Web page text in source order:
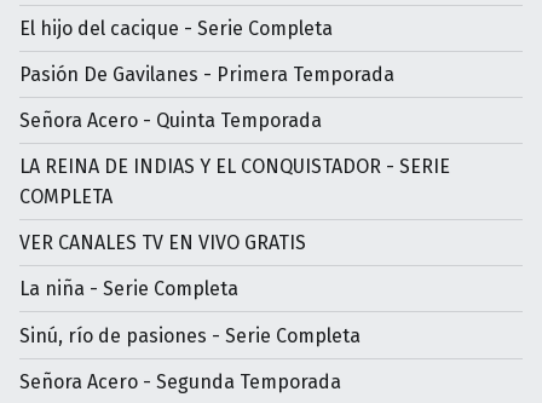
El hijo del cacique - Serie Completa
Pasión De Gavilanes - Primera Temporada
Señora Acero - Quinta Temporada
LA REINA DE INDIAS Y EL CONQUISTADOR - SERIE
COMPLETA
VER CANALES TV EN VIVO GRATIS
La niña - Serie Completa
Sinú, río de pasiones - Serie Completa
Señora Acero - Segunda Temporada